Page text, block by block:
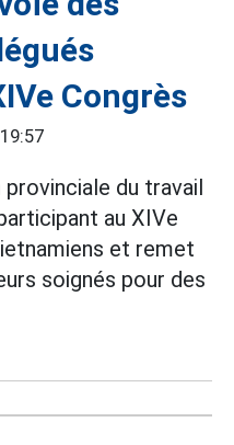
Congrès
du travail
au XIVe
et remet
soignés pour des